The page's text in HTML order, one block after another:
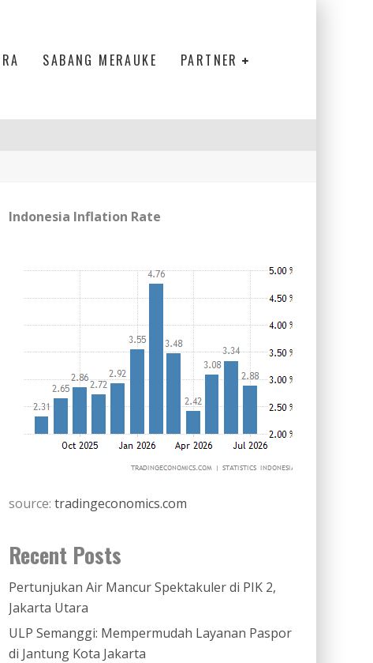
SABANG MERAUKE PARTNER
Indonesia Inflation Rate
source: tradingeconomics.com
Recent Posts
Pertunjukan Air Mancur Spektakuler di PIK 2,
Jakarta Utara
ULP Semanggi: Mempermudah Layanan Paspor
di Jantung Kota Jakarta